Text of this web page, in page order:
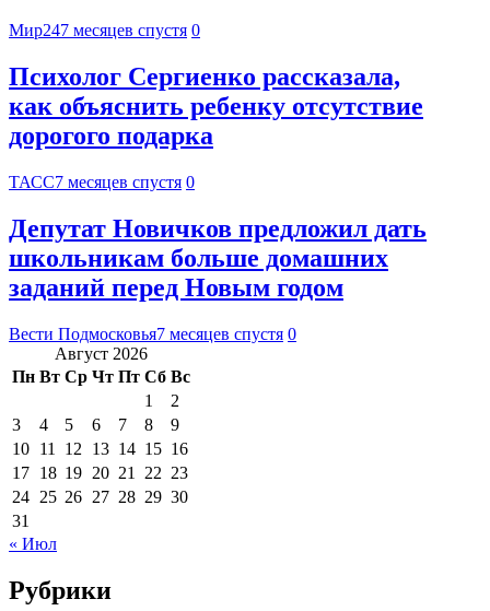
Мир247 месяцев спустя 0
Психолог Сергиенко рассказала,
как объяснить ребенку отсутствие
дорогого подарка
ТАСС7 месяцев спустя 0
Депутат Новичков предложил дать
школьникам больше домашних
заданий перед Новым годом
Вести Подмосковья7 месяцев спустя 0
Август 2026
Пн Вт Ср Чт Пт Сб Вс
1
2
3
4 5 6 7 8
9
10 11 12 13 14 15 16
17 18 19 20 21 22 23
24 25 26 27 28 29 30
31
« Июл
Рубрики